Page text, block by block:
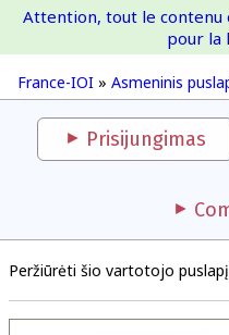
France-IOI » Asmeninis
Attention, tout le contenu
pour la
Prisijungimas
Peržiūrėti šio vartotojo